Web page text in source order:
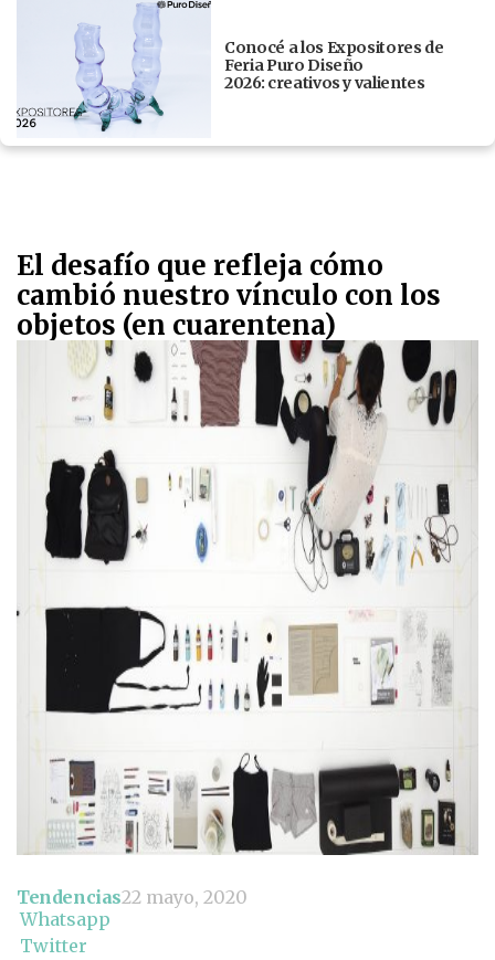
Conocé a los Expositores de
Feria Puro Diseño
2026: creativos y valientes
El desafío que refleja cómo
cambió nuestro vínculo con los
objetos (en cuarentena)
Tendencias22 mayo, 2020
Whatsapp
Twitter